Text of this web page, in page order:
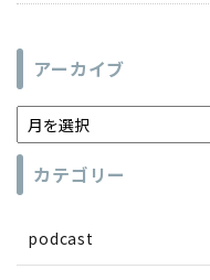
アーカイブ
カテゴリー
podcast